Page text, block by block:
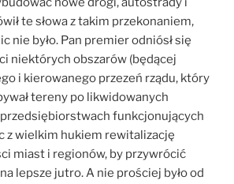
te słowa z takim przekonaniem,
nie było. Pan premier odniósł się
niektórych obszarów (będącej
i kierowanego przezeń rządu, który
tereny po likwidowanych
przedsiębiorstwach funkcjonujących
z wielkim hukiem rewitalizację
miast i regionów, by przywrócić
lepsze jutro. A nie prościej było od